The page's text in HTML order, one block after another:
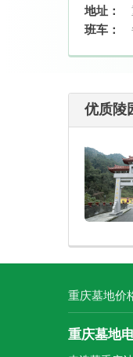
地址：
班车：
优质陵
重庆墓地价
重庆墓地